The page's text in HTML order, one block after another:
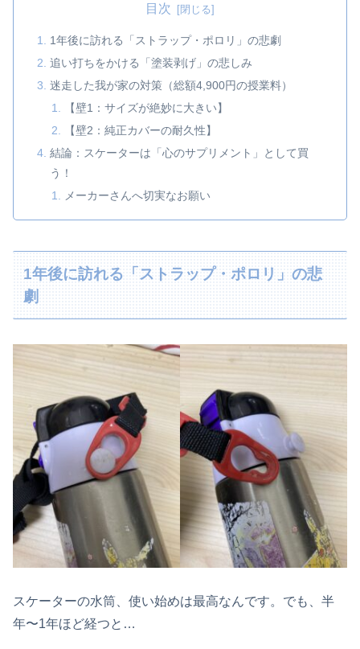
目次
1年後に訪れる「ストラップ・ポロリ」の悲劇
追い打ちをかける「塗装剥げ」の悲しみ
迷走した我が家の対策（総額4,900円の授業料）
【壁1：サイズが絶妙に大きい】
【壁2：純正カバーの耐久性】
結論：スケーターは「心のサプリメント」として買
う！
メーカーさんへ切実なお願い
1年後に訪れる「ストラップ・ポロリ」の悲
劇
スケーターの水筒、使い始めは最高なんです。でも、半
年〜1年ほど経つと…